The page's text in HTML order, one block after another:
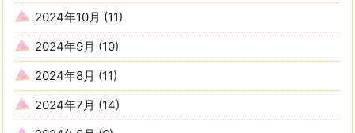
2024年10月 (11)
2024年9月 (10)
2024年8月 (11)
2024年7月 (14)